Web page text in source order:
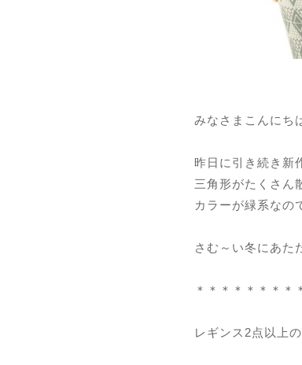
みなさまこんにち
昨日に引き続き新
三角形がたくさん
カラーが緑系なの
さむ～い冬にあた
＊＊＊＊＊＊＊＊
レギンス2点以上